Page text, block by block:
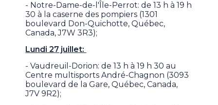
- Notre-Dame-de-l'Île-Perrot: de 13 h à 19 h
30 à la caserne des pompiers (1301
boulevard Don-Quichotte, Québec,
Canada, J7W 3R3);
Lundi 27 juillet:
- Vaudreuil-Dorion: de 13 h à 19 h 30 au
Centre multisports André-Chagnon (3093
boulevard de la Gare, Québec, Canada,
J7V 9R2);